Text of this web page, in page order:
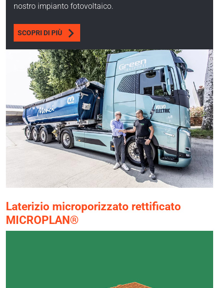
nostro impianto fotovoltaico.
SCOPRI DI PIÙ
Laterizio microporizzato rettificato
MICROPLAN®